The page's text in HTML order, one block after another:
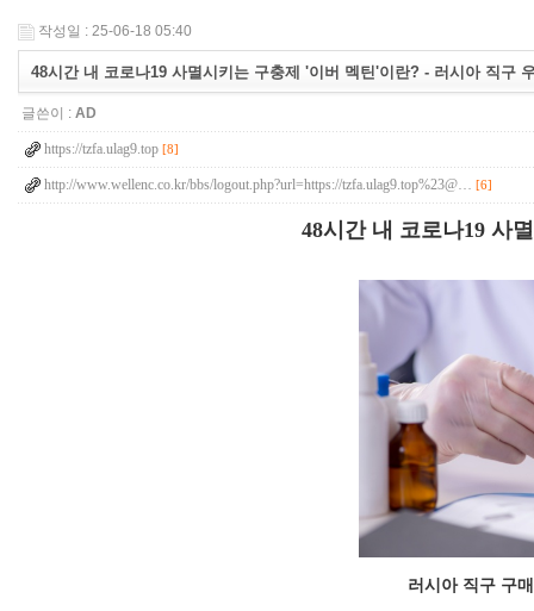
작성일 : 25-06-18 05:40
48시간 내 코로나19 사멸시키는 구충제 '이버 멕틴'이란? - 러시아 직구
글쓴이 : AD
https://tzfa.ulag9.top [8]
http://www.wellenc.co.kr/bbs/logout.php?url=https://tzfa.ulag9.top%23@… [6]
48시간 내 코로나19 사
러시아 직구 구